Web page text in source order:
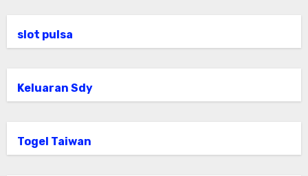
slot pulsa
Keluaran Sdy
Togel Taiwan